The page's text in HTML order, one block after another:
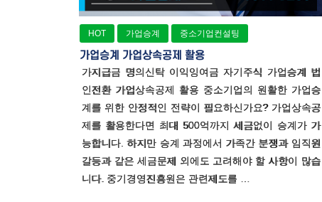
HOT 가업승계 중소기업컨설팅
가업승계 가업상속공제 활용
가지급금 명의신탁 이익잉여금 자기주식 가업승계 법
인전환 가업상속공제 활용 중소기업의 원활한 가업승
계를 위한 안정적인 전략이 필요하신가요? 가업상속공
제를 활용한다면 최대 500억까지 세금없이 승계가 가
능합니다. 하지만 승계 과정에서 가족간 분쟁과 임직원
갈등과 같은 세금문제 외에도 고려해야 할 사항이 많습
니다. 중기경영진흥원은 관련제도를 …